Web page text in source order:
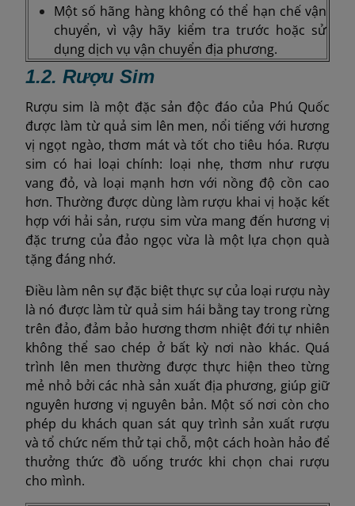
Một số hãng hàng không có thể hạn chế vận
chuyển, vì vậy hãy kiểm tra trước hoặc sử
dụng dịch vụ vận chuyển địa phương.
1.2. Rượu Sim
Rượu sim là một đặc sản độc đáo của Phú Quốc
được làm từ quả sim lên men, nổi tiếng với hương
vị ngọt ngào, thơm mát và tốt cho tiêu hóa. Rượu
sim có hai loại chính: loại nhẹ, thơm như rượu
vang đỏ, và loại mạnh hơn với nồng độ cồn cao
hơn. Thường được dùng làm rượu khai vị hoặc kết
hợp với hải sản, rượu sim vừa mang đến hương vị
đặc trưng của đảo ngọc vừa là một lựa chọn quà
tặng đáng nhớ.
Điều làm nên sự đặc biệt thực sự của loại rượu này
là nó được làm từ quả sim hái bằng tay trong rừng
trên đảo, đảm bảo hương thơm nhiệt đới tự nhiên
không thể sao chép ở bất kỳ nơi nào khác. Quá
trình lên men thường được thực hiện theo từng
mẻ nhỏ bởi các nhà sản xuất địa phương, giúp giữ
nguyên hương vị nguyên bản. Một số nơi còn cho
phép du khách quan sát quy trình sản xuất rượu
và tổ chức nếm thử tại chỗ, một cách hoàn hảo để
thưởng thức đồ uống trước khi chọn chai rượu
cho mình.